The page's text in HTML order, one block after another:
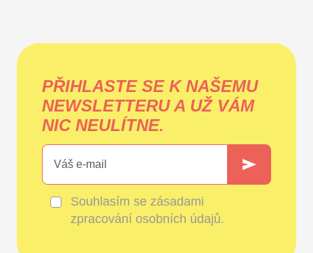
PŘIHLASTE SE K NAŠEMU
NEWSLETTERU A UŽ VÁM
NIC NEULÍTNE.
Souhlasím se zásadami
zpracování osobních údajů.